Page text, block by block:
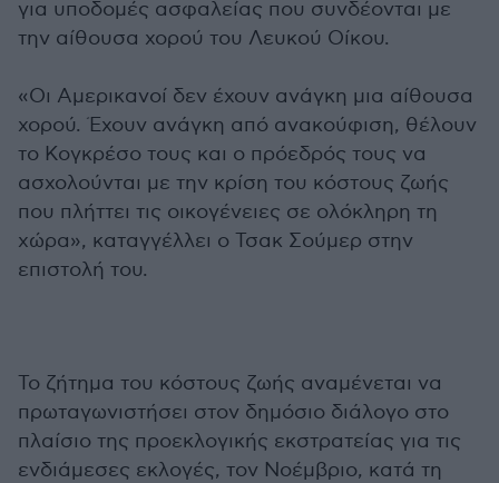
για υποδομές ασφαλείας που συνδέονται με
την αίθουσα χορού του Λευκού Οίκου.
«Οι Αμερικανοί δεν έχουν ανάγκη μια αίθουσα
χορού. Έχουν ανάγκη από ανακούφιση, θέλουν
το Κογκρέσο τους και ο πρόεδρός τους να
ασχολούνται με την κρίση του κόστους ζωής
που πλήττει τις οικογένειες σε ολόκληρη τη
χώρα», καταγγέλλει ο Τσακ Σούμερ στην
επιστολή του.
Το ζήτημα του κόστους ζωής αναμένεται να
πρωταγωνιστήσει στον δημόσιο διάλογο στο
πλαίσιο της προεκλογικής εκστρατείας για τις
ενδιάμεσες εκλογές, τον Νοέμβριο, κατά τη